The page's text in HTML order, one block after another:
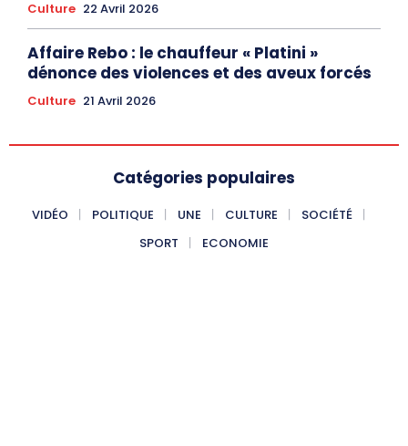
Culture 22 Avril 2026
Affaire Rebo : le chauffeur « Platini »
dénonce des violences et des aveux forcés
Culture 21 Avril 2026
Catégories populaires
VIDÉO POLITIQUE UNE CULTURE
SOCIÉTÉ
SPORT
ECONOMIE